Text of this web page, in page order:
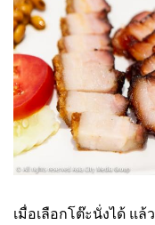
เมื่อเลือกโต๊ะนั่งได้ แล้